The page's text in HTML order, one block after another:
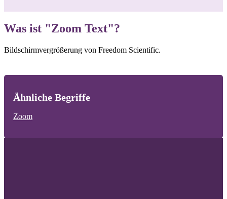
Was ist "Zoom Text"?
Bildschirmvergrößerung von Freedom Scientific.
Ähnliche Begriffe
Zoom